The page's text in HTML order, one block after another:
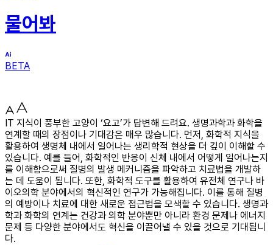
물어봐
BETA
IT 지식이 풍부한 고양이 ‘요고’가 답변해 드려요. 생명과학과 화학을
연계할 때의 장점이나 기대감은 매우 많습니다. 먼저, 화학적 지식을
활용하여 생명체 내에서 일어나는 생리학적 현상을 더 깊이 이해할 수
있습니다. 예를 들어, 화학적인 반응이 신체 내에서 어떻게 일어나는지
를 이해함으로써 질병의 발생 메커니즘을 파악하고 치료법을 개발하
는 데 도움이 됩니다. 또한, 화학적 도구를 활용하여 유전체 연구나 바
이오의학 분야에서의 혁신적인 연구가 가능해집니다. 이를 통해 질병
의 예방이나 치료에 대한 새로운 접근법을 모색할 수 있습니다. 생명과
학과 화학의 연계는 건강과 의학 분야뿐만 아니라 환경 문제나 에너지
문제 등 다양한 분야에서도 혁신을 이끌어낼 수 있을 것으로 기대됩니
다.